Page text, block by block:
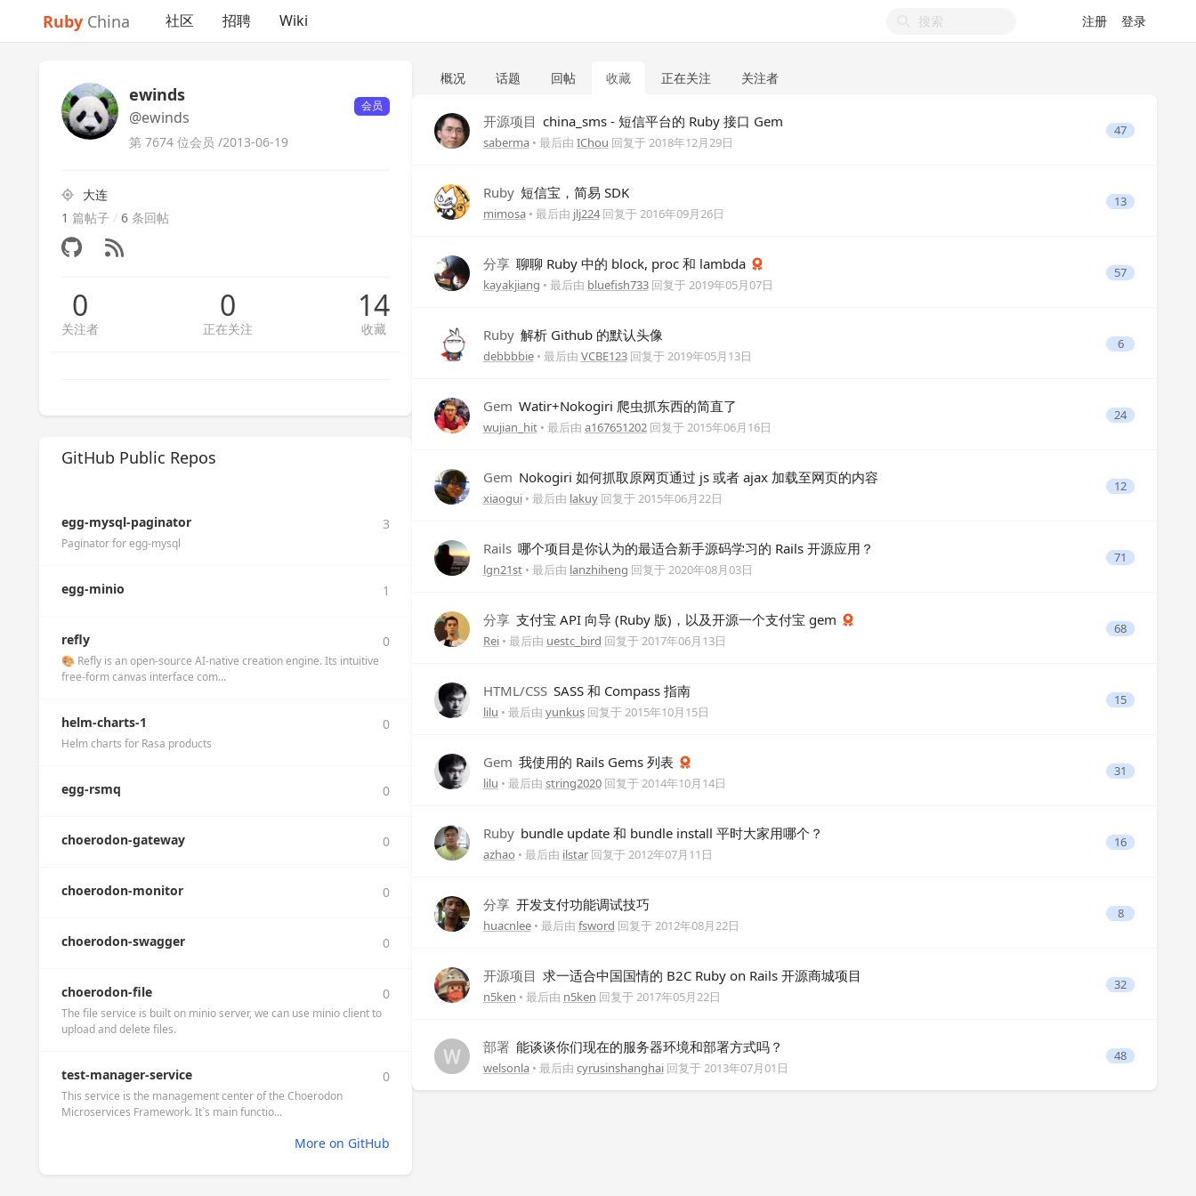
Ruby China 社区 招聘 Wiki 注册 登录
ewinds
@ewinds
会员
第 7674 位会员 /2013-06-19
大连
1 篇帖子 / 6 条回帖
0
关注者
0
正在关注
14
收藏
GitHub Public Repos
egg-mysql-paginator 3
Paginator for egg-mysql
egg-minio 1
refly 0
🎨 Refly is an open-source AI-native creation engine. Its intuitive
free-form canvas interface com...
helm-charts-1 0
Helm charts for Rasa products
egg-rsmq 0
choerodon-gateway 0
choerodon-monitor 0
choerodon-swagger 0
choerodon-file 0
The file service is built on minio server, we can use minio client to
upload and delete files.
test-manager-service 0
This service is the management center of the Choerodon
Microservices Framework. It`s main functio...
More on GitHub
概况 话题 回帖 收藏 正在关注 关注者
开源项目 china_sms - 短信平台的 Ruby 接口 Gem
saberma • 最后由 IChou 回复于2018年12月29日
47
Ruby 短信宝，简易 SDK
mimosa • 最后由 jlj224回复于2016年09月26日
13
分享 聊聊 Ruby 中的 block, proc 和 lambda
kayakjiang • 最后由 bluefish733回复于2019年05月07日
57
Ruby 解析 Github 的默认头像
debbbbie • 最后由 VCBE123回复于2019年05月13日
6
Gem Watir+Nokogiri 爬虫抓东西的简直了
wujian_hit • 最后由 a167651202回复于2015年06月16日
24
Gem Nokogiri 如何抓取原网页通过 js 或者 ajax 加载至网页的内容
xiaogui • 最后由 lakuy回复于2015年06月22日
12
Rails 哪个项目是你认为的最适合新手源码学习的 Rails 开源应用？
lgn21st • 最后由 lanzhiheng 回复于2020年08月03日
71
分享 支付宝 API 向导 (Ruby 版)，以及开源一个支付宝 gem
Rei • 最后由 uestc_bird 回复于2017年06月13日
68
HTML/CSS SASS 和 Compass 指南
lilu • 最后由 yunkus回复于2015年10月15日
15
Gem 我使用的 Rails Gems 列表
lilu • 最后由 string2020回复于2014年10月14日
31
Ruby bundle update 和 bundle install 平时大家用哪个？
azhao • 最后由 ilstar回复于2012年07月11日
16
分享 开发支付功能调试技巧
huacnlee • 最后由 fsword 回复于2012年08月22日
8
开源项目 求一适合中国国情的 B2C Ruby on Rails 开源商城项目
n5ken • 最后由 n5ken 回复于2017年05月22日
32
部署 能谈谈你们现在的服务器环境和部署方式吗？
welsonla • 最后由 cyrusinshanghai回复于2013年07月01日
48